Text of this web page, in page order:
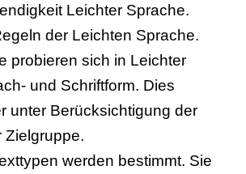
Leichter Sprache.
der Leichten Sprache.
probieren sich in Leichter
und Schriftform. Dies
unter Berücksichtigung der
Zielgruppe.
werden bestimmt. Sie